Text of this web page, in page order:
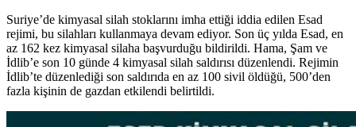
Suriye’de kimyasal silah stoklarını imha ettiği iddia edilen Esad
rejimi, bu silahları kullanmaya devam ediyor. Son üç yılda Esad, en
az 162 kez kimyasal silaha başvurduğu bildirildi. Hama, Şam ve
İdlib’e son 10 günde 4 kimyasal silah saldırısı düzenlendi. Rejimin
İdlib’te düzenlediği son saldırıda en az 100 sivil öldüğü, 500’den
fazla kişinin de gazdan etkilendi belirtildi.